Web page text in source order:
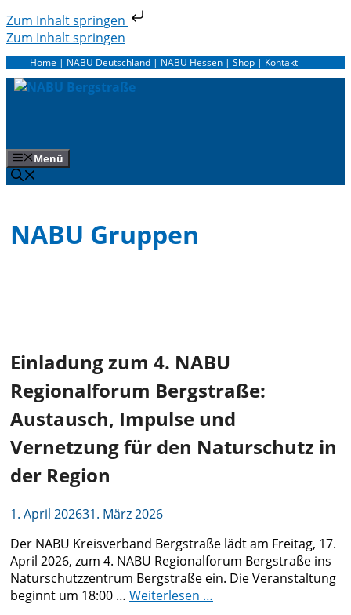
Zum Inhalt springen
Zum Inhalt springen
Home | NABU Deutschland | NABU Hessen | Shop | Kontakt
Menü
NABU Gruppen
Einladung zum 4. NABU
Regionalforum Bergstraße:
Austausch, Impulse und
Vernetzung für den Naturschutz in
der Region
1. April 202631. März 2026
Der NABU Kreisverband Bergstraße lädt am Freitag, 17.
April 2026, zum 4. NABU Regionalforum Bergstraße ins
Naturschutzzentrum Bergstraße ein. Die Veranstaltung
beginnt um 18:00 … Weiterlesen …